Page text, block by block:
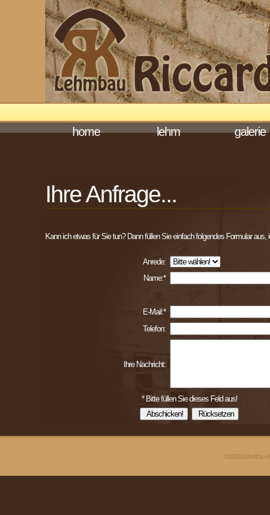
home lehm galerie
Ihre Anfrage...
Kann ich etwas für Sie tun? Dann füllen Sie einfach folgendes Formular
Anrede:
Name:*
E-Mail:*
Telefon:
Ihre Nachricht:
*Bitte füllen Sie dieses Feld aus!
©2010 Lehmbau